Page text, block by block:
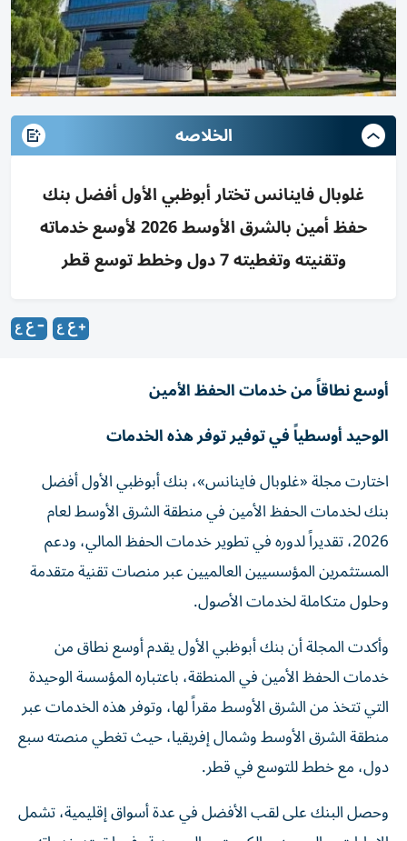
الخلاصه
غلوبال فاينانس تختار أبوظبي الأول أفضل بنك
حفظ أمين بالشرق الأوسط 2026 لأوسع خدماته
وتقنيته وتغطيته 7 دول وخطط توسع قطر
أوسع نطاقاً من خدمات الحفظ الأمين
الوحيد أوسطياً في توفير توفر هذه الخدمات
اختارت مجلة «غلوبال فاينانس»، بنك أبوظبي الأول أفضل
بنك لخدمات الحفظ الأمين في منطقة الشرق الأوسط لعام
2026، تقديراً لدوره في تطوير خدمات الحفظ المالي، ودعم
المستثمرين المؤسسيين العالميين عبر منصات تقنية متقدمة
وحلول متكاملة لخدمات الأصول.
وأكدت المجلة أن بنك أبوظبي الأول يقدم أوسع نطاق من
خدمات الحفظ الأمين في المنطقة، باعتباره المؤسسة الوحيدة
التي تتخذ من الشرق الأوسط مقراً لها، وتوفر هذه الخدمات عبر
منطقة الشرق الأوسط وشمال إفريقيا، حيث تغطي منصته سبع
دول، مع خطط للتوسع في قطر.
وحصل البنك على لقب الأفضل في عدة أسواق إقليمية، تشمل